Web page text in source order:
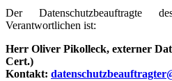
Der Datenschutzbeauftragte
Verantwortlichen ist:
Herr Oliver Pikolleck, externer
Cert.)
Kontakt: